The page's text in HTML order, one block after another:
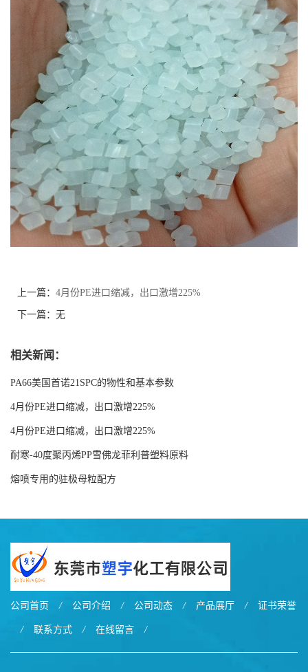
上一篇： 4月份PE进口缩减，出口激增225%
下一篇：无
相关新闻：
PA66美国首诺21SPC的物性和基本参数
4月份PE进口缩减，出口激增225%
4月份PE进口缩减，出口激增225%
耐寒-40度聚丙烯PP雪佛龙菲利普塑料原料
熔喷专用的驻极母粒配方
公司首页 / 公司介绍 / 公司动态 / 产品展厅 / 证书荣誉
/ 联系方式 / 在线留言 /